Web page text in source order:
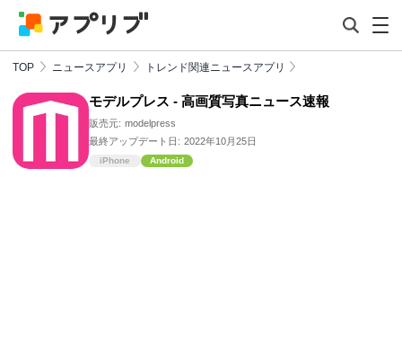
TOP ニュースアプリ トレンド関連ニュースアプリ
モデルプレス - 高画質写真ニュース速報
販売元: modelpress
最終アップデート日: 2022年10月25日
iPhone Android